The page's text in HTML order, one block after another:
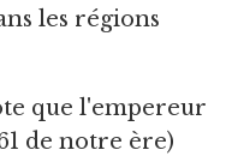
les régions
que l'empereur
de notre ère)